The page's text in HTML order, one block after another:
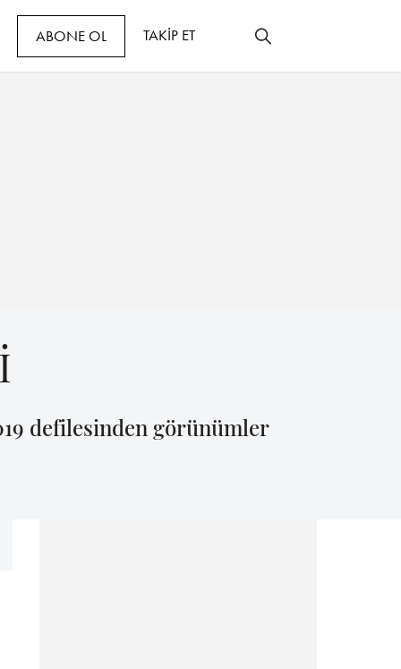
ABONE OL TAKİP ET
defilesinden görünümler